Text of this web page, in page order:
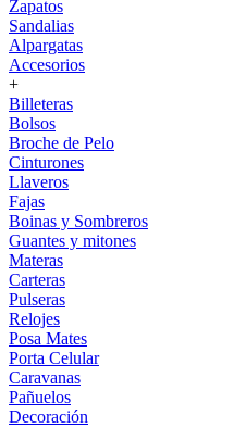
Zapatos
Sandalias
Alpargatas
Accesorios
+
Billeteras
Bolsos
Broche de Pelo
Cinturones
Llaveros
Fajas
Boinas y Sombreros
Guantes y mitones
Materas
Carteras
Pulseras
Relojes
Posa Mates
Porta Celular
Caravanas
Pañuelos
Decoración